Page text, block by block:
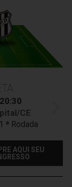
CE
ª Rodada
AQUI SEU